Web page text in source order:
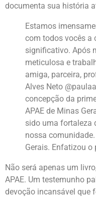
documenta sua história
Estamos
com todos vocês a
significativo. Após
meticulosa e
amiga, parceira,
Alves Neto
concepção da
APAE de Minas
sido uma fortaleza
nossa
Gerais. Enfatizou o
Não será apenas um
APAE. Um testemunho
devoção incansável que